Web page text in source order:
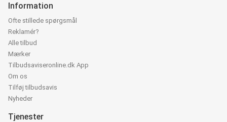
Information
Ofte stillede spørgsmål
Reklamér?
Alle tilbud
Mærker
Tilbudsaviseronline.dk App
Om os
Tilføj tilbudsavis
Nyheder
Tjenester